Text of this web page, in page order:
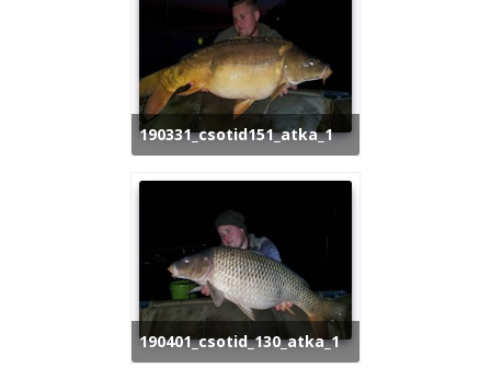
190331_csotid151_atka_1
190401_csotid_130_atka_1